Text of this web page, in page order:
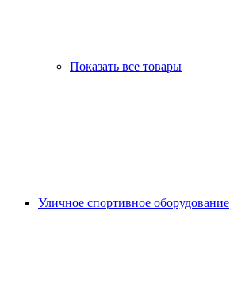
Показать все товары
Уличное спортивное оборудование